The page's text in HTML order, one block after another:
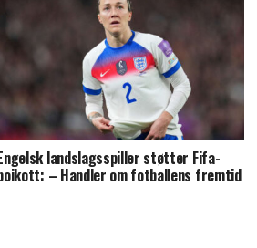
landslagsspiller støtter Fifa-
– Handler om fotballens fremtid